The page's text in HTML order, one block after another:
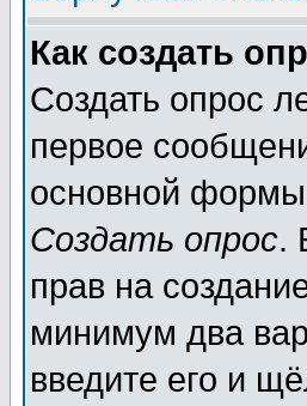
Как создать
Создать опрос
первое
основной
Создать опрос.
прав на
минимум два
введите его и